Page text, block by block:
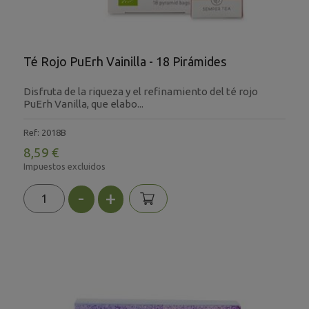
Té Rojo PuErh Vainilla - 18 Pirámides
Disfruta de la riqueza y el refinamiento del té rojo
PuErh Vanilla, que elabo...
Ref: 2018B
8,59 €
Impuestos excluidos
- +